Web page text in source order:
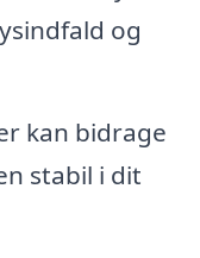
og
kan bidrage
stabil i dit